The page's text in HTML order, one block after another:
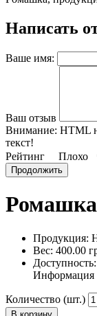
Написать
Ваше имя:
Ваш отзыв
Внимание: HTML
текст!
Рейтинг Плохо
Продолжить
Ромашка
Продукция:
Вес: 400.00
Информация
Количество (шт.)